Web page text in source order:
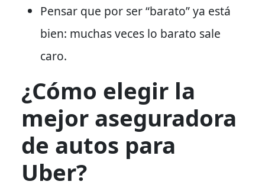
Pensar que por ser “barato” ya está
bien: muchas veces lo barato sale
caro.
¿Cómo elegir la
mejor aseguradora
de autos para
Uber?